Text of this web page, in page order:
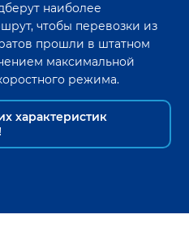
наиболее
чтобы перевозки из
прошли в штатном
максимальной
режима.
характеристик